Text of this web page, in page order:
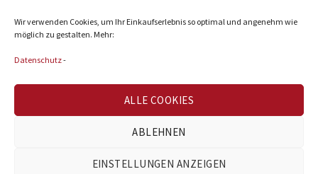
Wir verwenden Cookies, um Ihr Einkaufserlebnis so optimal und angenehm wie
möglich zu gestalten. Mehr:
Datenschutz-
ALLE COOKIES
ABLEHNEN
EINSTELLUNGEN ANZEIGEN
über sichtbare Tragschienen in T-Form verfügen. Die
jeweilige Leuchte lässt sich daher ganz bequem auf die
entsprechende Schiene legen bzw. schieben. Einfacher geht
mit Schnellmontagesystem zurückgreifen. Dies vereinfacht
zusätzlich die Installation der Rasterleuchte. Alternativ
können Sie auch kleinere Downlight Lampen einbauen.
abzustützen, können Sie etwa Dachlatten oder Holzplatten